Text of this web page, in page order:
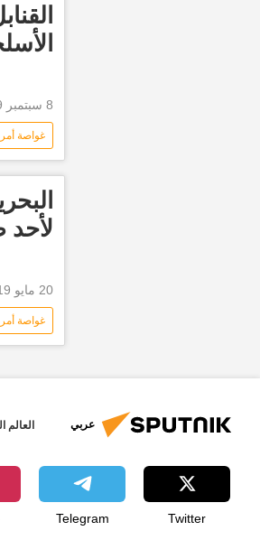
8 سبتمبر 2019, 08:48 GMT
غواصة
لأحد
20 مايو 2019, 14:32 GMT
غواصة
عربي العالم
Twitter
Telegram